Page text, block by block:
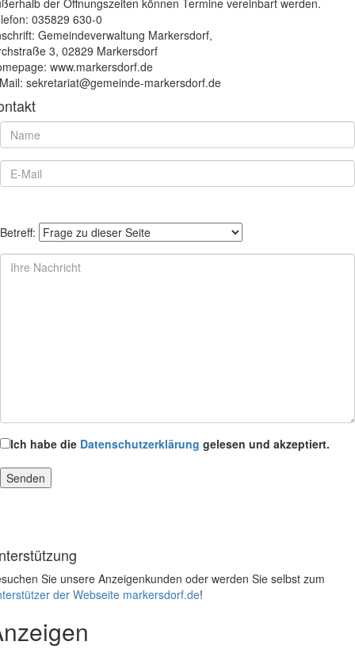
035829 630-0
Gemeindeverwaltung Markersdorf,
3, 02829 Markersdorf
www.markersdorf.de
sekretariat@gemeinde-markersdorf.de
Betreff:
Ich habe die Datenschutzerklärung gelesen und akzeptiert.
Sie unsere Anzeigenkunden oder werden Sie selbst zum
der Webseite markersdorf.de!